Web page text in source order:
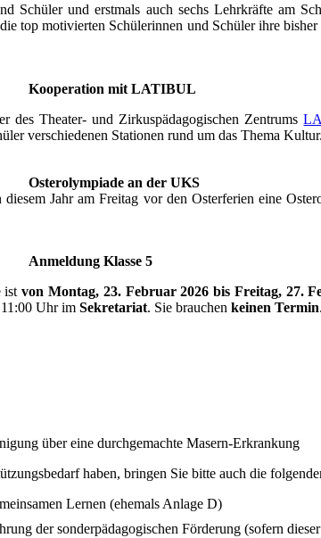
Schüler und erstmals auch sechs Lehrkräfte am
top motivierten Schülerinnen und Schüler ihre
Kooperation mit LATIBUL
des Theater- und Zirkuspädagogischen Zentrums
verschiedenen Stationen rund um das Thema Kultur.
Osterolympiade an der UKS
Jahr am Freitag vor den Osterferien eine
Anmeldung Klasse 5
istvon Montag, 23. Februar 2026 bis Freitag, 27.
Uhr im Sekretariat. Sie brauchen keinen Termin.
über eine durchgemachte Masern-Erkrankung
haben, bringen Sie bitte auch die
Lernen (ehemals Anlage D)
der sonderpädagogischen Förderung (sofern